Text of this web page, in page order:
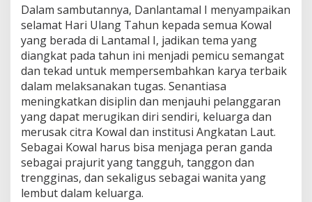
n
g
T
a
h
u
n
e
-
2
o
w
a
Dalam sambutannya, Danlantamal I menyampaikan
selamat Hari Ulang Tahun kepada semua Kowal
yang berada di Lantamal I, jadikan tema yang
diangkat pada tahun ini menjadi pemicu semangat
dan tekad untuk mempersembahkan karya terbaik
dalam melaksanakan tugas. Senantiasa
meningkatkan disiplin dan menjauhi pelanggaran
yang dapat merugikan diri sendiri, keluarga dan
merusak citra Kowal dan institusi Angkatan Laut.
Sebagai Kowal harus bisa menjaga peran ganda
sebagai prajurit yang tangguh, tanggon dan
trengginas, dan sekaligus sebagai wanita yang
lembut dalam keluarga.